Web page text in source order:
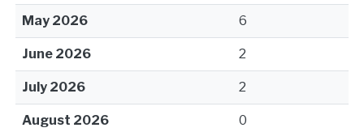
May 2026 6
June 2026 2
July 2026 2
August 2026 0